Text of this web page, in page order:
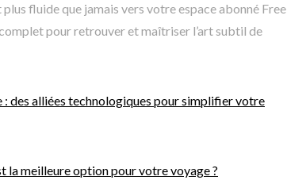
fluide que jamais vers votre espace abonné Free
pour retrouver et maîtriser l’art subtil de
: des alliées technologiques pour simplifier votre
la meilleure option pour votre voyage ?